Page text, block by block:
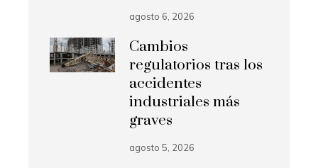
agosto 6, 2026
Cambios
regulatorios tras los
accidentes
industriales más
graves
agosto 5, 2026